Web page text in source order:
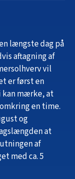
længste dag på
aftagning af
vil
er først en
kan mærke, at
en time.
og
at
af
med ca. 5